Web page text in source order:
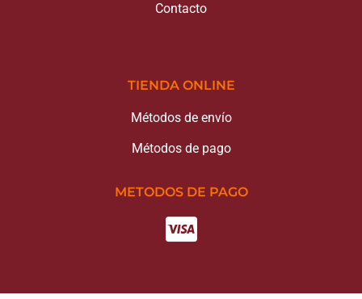
Contacto
TIENDA ONLINE
Métodos de envío
Métodos de pago
METODOS DE PAGO